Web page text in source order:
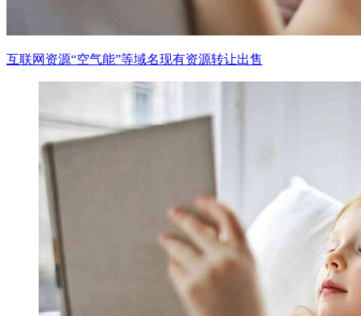
互联网资源“空气能”等域名现有资源转让出售